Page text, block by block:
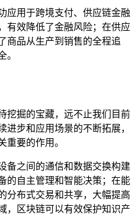
应用于跨境支付、供应链金融
有效降低了金融风险；在供应
商品从生产到销售的全程追
。
挖掘的宝藏，远不止我们目前
进步和应用场景的不断拓展，
重要的作用。
备之间的通信和数据交换构建
的自主管理和智能决策；在能
分布式交易和共享，大幅提高
，区块链可以有效保护知识产